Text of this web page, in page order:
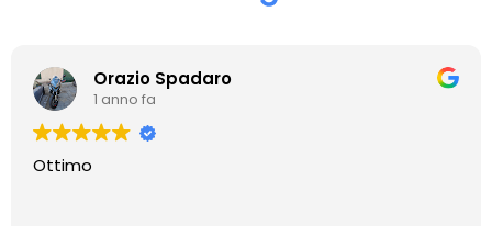
Orazio Spadaro
1 anno fa
Ottimo